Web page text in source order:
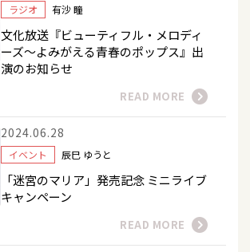
ラジオ 有沙 瞳
文化放送『ビューティフル・メロディ
ーズ～よみがえる青春のポップス』出
演のお知らせ
READ MORE
2024.06.28
イベント 辰巳 ゆうと
「迷宮のマリア」発売記念 ミニライブ
キャンペーン
READ MORE